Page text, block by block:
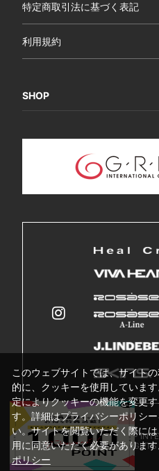
特定商取引法に基づく表記
利用規約
SHOP
Copyright © GRIP
ALL RIGHTS
このウェブサイトでは、サイト
的に、クッキーを使用していま
定によりクッキーの機能を変更
す。詳細はプライバシーポリシ
い。サイトを閲覧いただく際に
用に同意いただく必要がありま
ポリシー